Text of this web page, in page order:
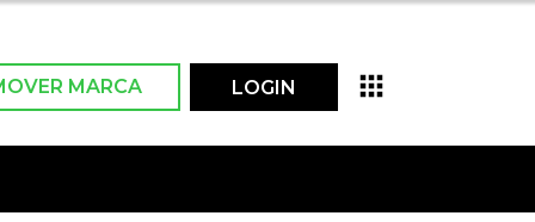
MARCA LOGIN